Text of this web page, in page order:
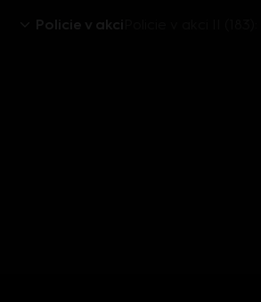
Policie v akci